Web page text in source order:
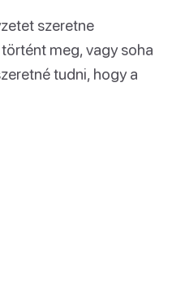
szeretne
meg, vagy soha
tudni, hogy a